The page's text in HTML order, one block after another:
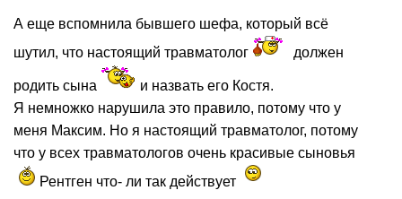
А еще вспомнила бывшего шефа, который всё
шутил, что настоящий травматолог
должен
родить сына
и назвать его Костя.
Я немножко нарушила это правило, потому что у
меня Максим. Но я настоящий травматолог, потому
что у всех травматологов очень красивые сыновья
Рентген что- ли так действует